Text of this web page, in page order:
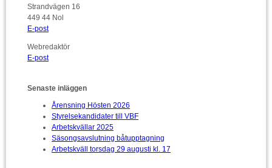
Strandvägen 16
449 44 Nol
E-post
Webredaktör
E-post
Senaste inläggen
Årensning Hösten 2026
Styrelsekandidater till VBF
Arbetskvällar 2025
Säsongsavslutning båtupptagning
Arbetskväll torsdag 29 augusti kl. 17